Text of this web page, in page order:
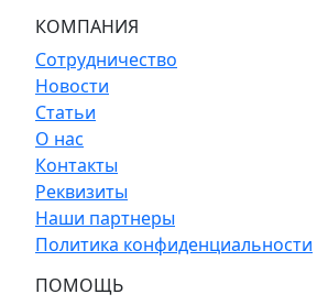
КОМПАНИЯ
Сотрудничество
Новости
Статьи
О нас
Контакты
Реквизиты
Наши партнеры
Политика конфиденциальности
ПОМОЩЬ